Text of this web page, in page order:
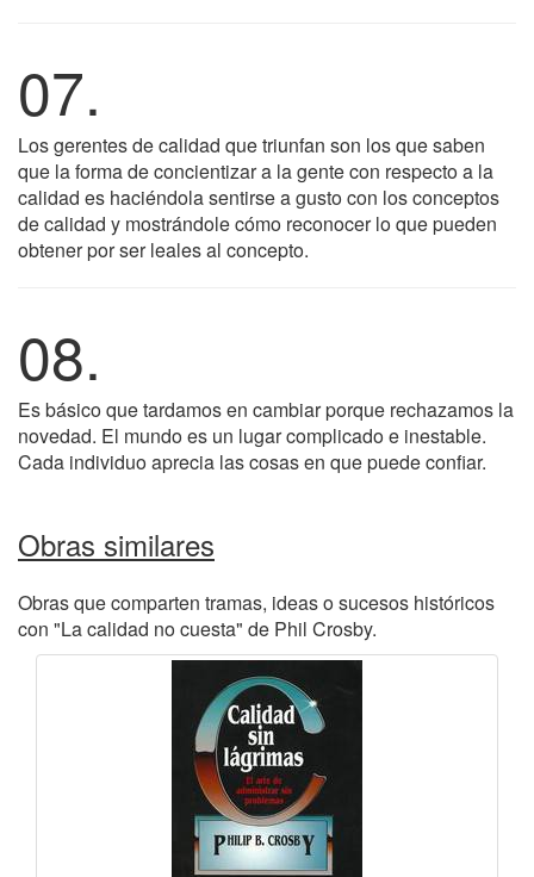
07.
Los gerentes de calidad que triunfan son los que saben
que la forma de concientizar a la gente con respecto a la
calidad es haciéndola sentirse a gusto con los conceptos
de calidad y mostrándole cómo reconocer lo que pueden
obtener por ser leales al concepto.
08.
Es básico que tardamos en cambiar porque rechazamos la
novedad. El mundo es un lugar complicado e inestable.
Cada individuo aprecia las cosas en que puede confiar.
Obras similares
Obras que comparten tramas, ideas o sucesos históricos
con "La calidad no cuesta" de Phil Crosby.